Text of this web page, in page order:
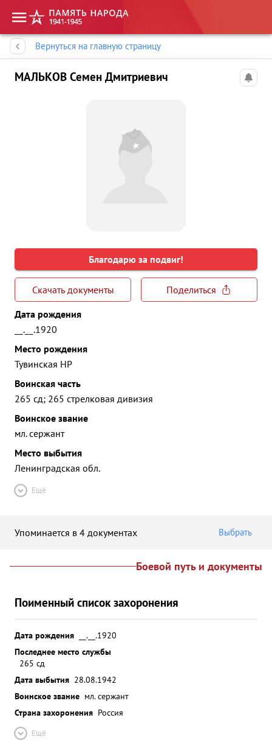
Вернуться на главную страницу
МАЛЬКОВ Семен Дмитриевич
Благодарю за подвиг!
Скачать документы
Поделиться
Дата рождения
__.__.1920
Место рождения
Тувинская НР
Воинская часть
265 сд; 265 стрелковая дивизия
Воинское звание
мл. сержант
Место выбытия
Ленинградская обл.
Ещё
Упоминается в 4 документах Выбрать
Боевой путь и документы
Поименный список захоронения
Дата рождения
__.__.1920
Последнее место службы
265 сд
Дата выбытия 28.08.1942
Воинское звание мл. сержант
Страна захоронения Россия
Ещё
Память народа